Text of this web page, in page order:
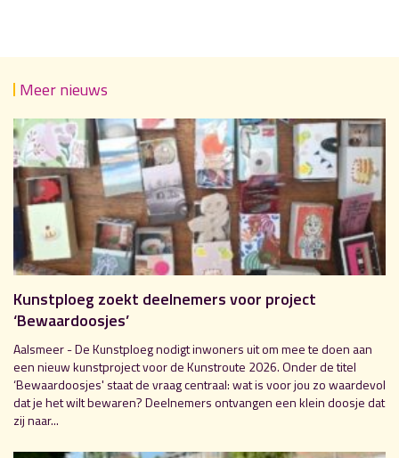
Meer nieuws
Kunstploeg zoekt deelnemers voor project
‘Bewaardoosjes’
Aalsmeer - De Kunstploeg nodigt inwoners uit om mee te doen aan
een nieuw kunstproject voor de Kunstroute 2026. Onder de titel
‘Bewaardoosjes' staat de vraag centraal: wat is voor jou zo waardevol
dat je het wilt bewaren? Deelnemers ontvangen een klein doosje dat
zij naar...